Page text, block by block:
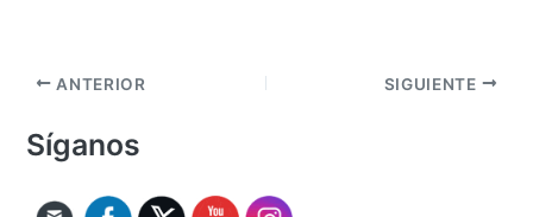
ANTERIOR SIGUIENTE
Síganos